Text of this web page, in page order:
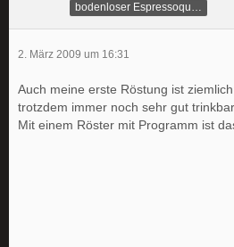
bodenloser Espressoquetscher
2. März 2009 um 16:31
Auch meine erste Röstung ist
trotzdem immer noch sehr gut
Mit einem Röster mit Programm ist